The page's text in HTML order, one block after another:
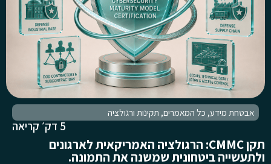
אבטחת מידע, כל המאמרים, תקינות ורגולציה
5 דק׳ קריאה
תקן CMMC: הרגולציה האמריקאית לארגונים
ולתעשייה ביטחונית שמשנה את התמונה.